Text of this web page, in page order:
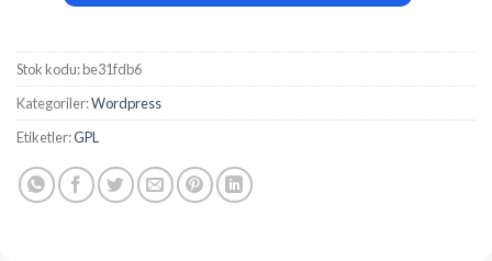
Stok kodu:be31fdb6
Kategoriler:Wordpress
Etiketler:GPL